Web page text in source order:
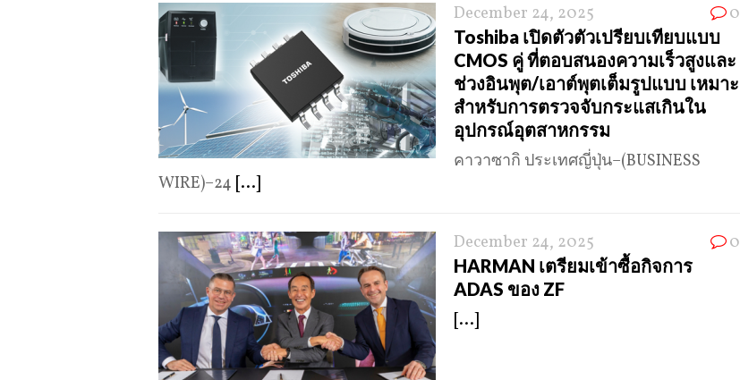
December 24, 2025 0
Toshiba เปิดตัวตัวเปรียบเทียบแบบ
CMOS คู่ ที่ตอบสนองความเร็วสูงและ
ช่วงอินพุต/เอาต์พุตเต็มรูปแบบ เหมาะ
สำหรับการตรวจจับกระแสเกินใน
อุปกรณ์อุตสาหกรรม
คาวาซากิ ประเทศญี่ปุ่น–(BUSINESS
WIRE)–24 [...]
December 24, 2025 0
HARMAN เตรียมเข้าซื้อกิจการ
ADAS ของ ZF
[...]